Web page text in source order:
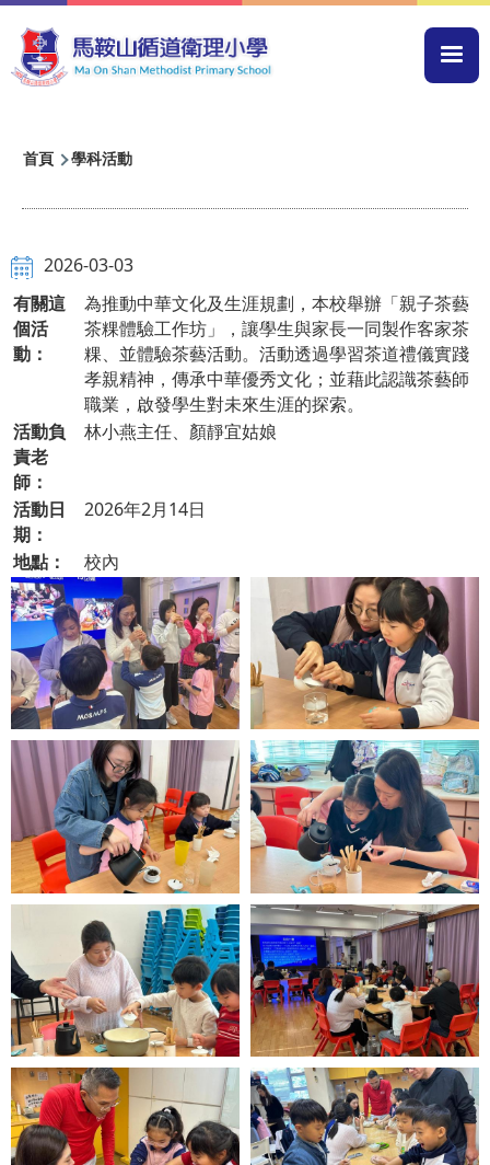
移至主內容
導
連
結
首頁 學科活動
2026-03-03
有關這
個活
動：
為推動中華文化及生涯規劃，本校舉辦「親子茶藝
茶粿體驗工作坊」，讓學生與家長一同製作客家茶
粿、並體驗茶藝活動。活動透過學習茶道禮儀實踐
孝親精神，傳承中華優秀文化；並藉此認識茶藝師
職業，啟發學生對未來生涯的探索。
活動負
責老
師：
林小燕主任、顏靜宜姑娘
活動日
期：
2026年2月14日
地點： 校內